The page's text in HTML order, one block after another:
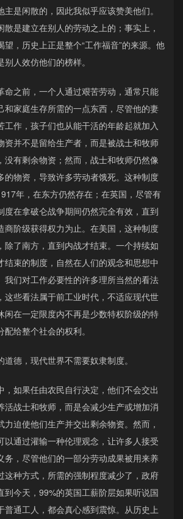
是闲散的，因此我似乎应该赞美他们。
是建立在别人的劳动之上的；事实上，
望，历史上正是整个“工作福音”的来源。他
人效仿他们的榜样。
命之前，一个人通过艰苦劳动，通常只能
和家庭生存所需的一点东西，尽管他的妻
工作，孩子们也从能干活的年龄起就加入
资并不是留给生产者，而是被战士和牧师
没有剩余物资；然而，战士和牧师仍然像
的物资，导致许多劳动者饿死。这种制度
年，在东方仍然存在；在英国，尽管有
度在拿破仑战争期间仍然完全有效，直到
商阶级获得权力为止。在美国，这种制度
除了南方，直到内战才结束。一个持续如
结束的制度，自然在人们的观念和思想中
我们对工作必要性的许多理所当然的看法
这些看法属于前工业时代，不适应现代世
闲在一定限度内不再是少数特权阶级的特
给整个社会的权利。
德，现代世界不需要奴隶制度。
，如果任由农民自行决定，他们不会交出
活战士和牧师，而是会减少生产或增加消
力迫使他们生产并交出剩余物资。然而，
以通过灌输一种伦理观念，让许多人接受
务，尽管他们的一部分劳动成果被用来养
这种方式，所需的强制程度减少了，政府
到今天，99%的英国工薪阶层如果听说国
普通工人，都会真心感到震惊。从历史上